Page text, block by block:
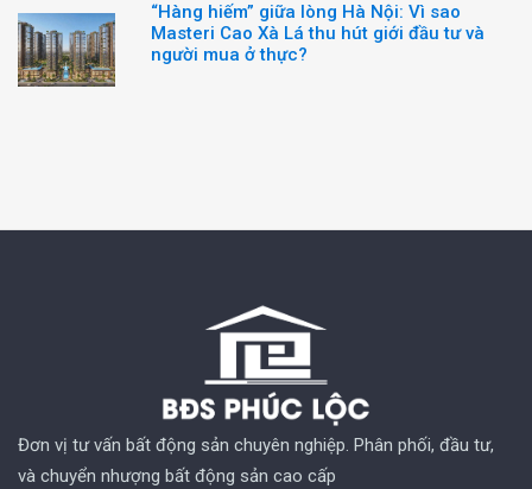
“Hàng hiếm” giữa lòng Hà Nội: Vì sao
Masteri Cao Xà Lá thu hút giới đầu tư và
người mua ở thực?
Đơn vị tư vấn bất động sản chuyên nghiệp. Phân phối, đầu tư,
và chuyển nhượng bất động sản cao cấp